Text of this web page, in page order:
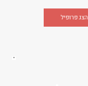
הצג פרופיל